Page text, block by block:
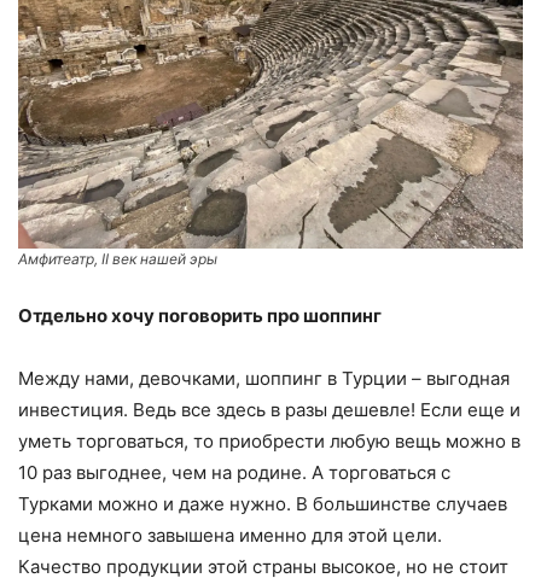
Амфитеатр, II век нашей эры
Отдельно хочу поговорить про шоппинг
Между нами, девочками, шоппинг в Турции – выгодная
инвестиция. Ведь все здесь в разы дешевле! Если еще и
уметь торговаться, то приобрести любую вещь можно в
10 раз выгоднее, чем на родине. А торговаться с
Турками можно и даже нужно. В большинстве случаев
цена немного завышена именно для этой цели.
Качество продукции этой страны высокое, но не стоит